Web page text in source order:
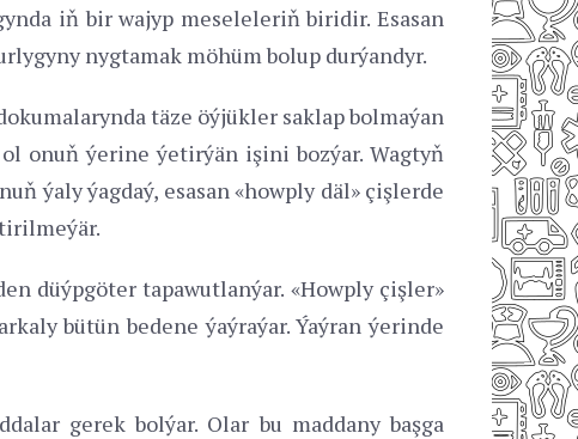
iň bir wajyp meseleleriň biridir. Esasan
nygtamak möhüm bolup durýandyr.
täze öýjükler saklap bolmaýan
onuň ýerine ýetirýän işini bozýar. Wagtyň
ýaly ýagdaý, esasan «howply däl» çişlerde
düýpgöter tapawutlanýar. «Howply çişler»
bütün bedene ýaýraýar. Ýaýran ýerinde
gerek bolýar. Olar bu maddany başga